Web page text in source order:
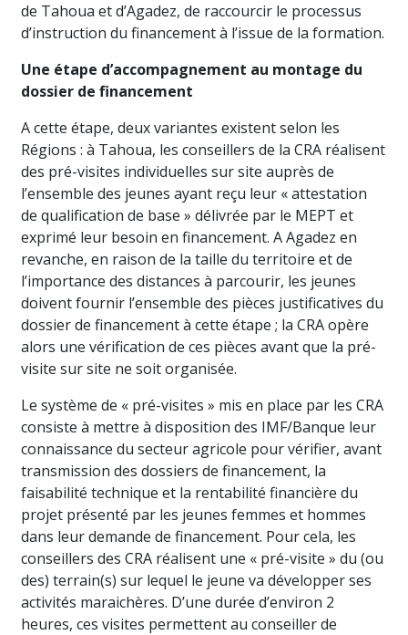
de Tahoua et d’Agadez, de raccourcir le processus
d’instruction du financement à l’issue de la formation.
Une étape d’accompagnement au montage du
dossier de financement
A cette étape, deux variantes existent selon les
Régions : à Tahoua, les conseillers de la CRA réalisent
des pré-visites individuelles sur site auprès de
l’ensemble des jeunes ayant reçu leur « attestation
de qualification de base » délivrée par le MEPT et
exprimé leur besoin en financement. A Agadez en
revanche, en raison de la taille du territoire et de
l’importance des distances à parcourir, les jeunes
doivent fournir l’ensemble des pièces justificatives du
dossier de financement à cette étape ; la CRA opère
alors une vérification de ces pièces avant que la pré-
visite sur site ne soit organisée.
Le système de « pré-visites » mis en place par les CRA
consiste à mettre à disposition des IMF/Banque leur
connaissance du secteur agricole pour vérifier, avant
transmission des dossiers de financement, la
faisabilité technique et la rentabilité financière du
projet présenté par les jeunes femmes et hommes
dans leur demande de financement. Pour cela, les
conseillers des CRA réalisent une « pré-visite » du (ou
des) terrain(s) sur lequel le jeune va développer ses
activités maraichères. D’une durée d’environ 2
heures, ces visites permettent au conseiller de